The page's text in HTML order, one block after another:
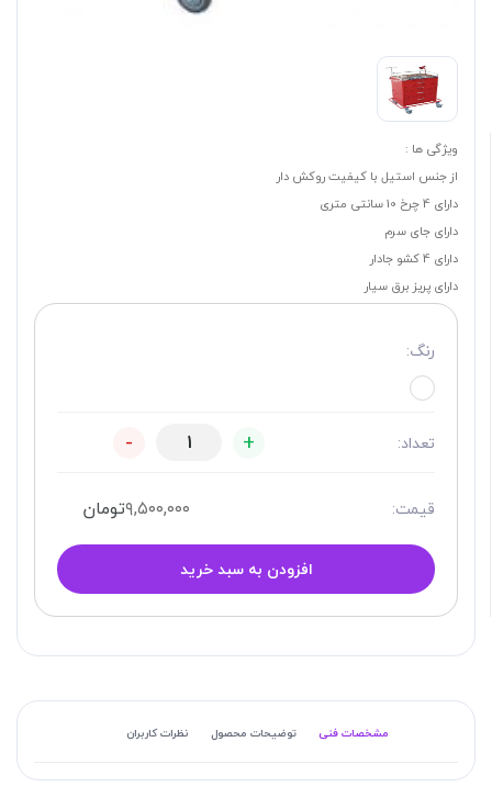
ویژگی ها :
از جنس استیل با کیفیت روکش دار
دارای 4 چرخ 10 سانتی متری
دارای جای سرم
دارای 4 کشو جادار
دارای پریز برق سیار
رنگ:
تعداد: +
-
قیمت: ۹,۵۰۰,۰۰۰تومان
افزودن به سبد خرید
مشخصات فنی توضیحات محصول نظرات کاربران